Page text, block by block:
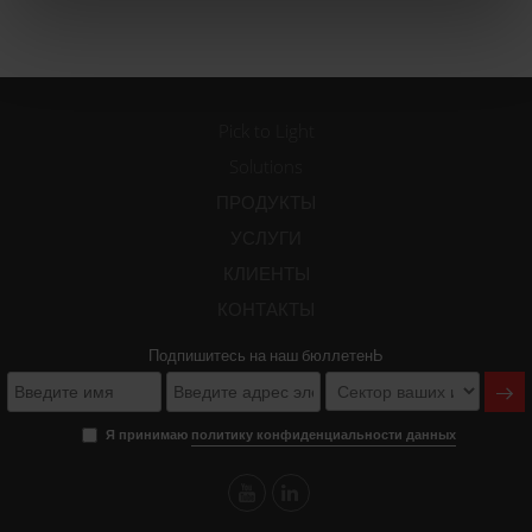
Подпишитесь на наш бюллетенЬ
Я принимаю политику конфиденциальности данных